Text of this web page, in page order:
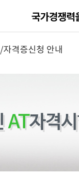
격증신청 안내